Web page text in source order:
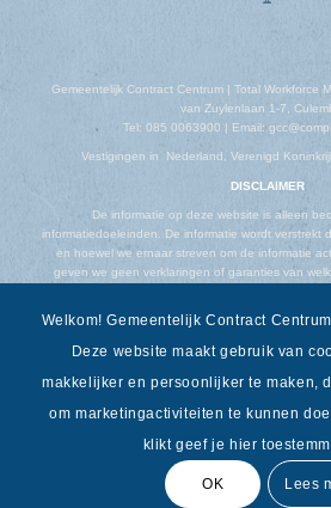
Gemeentelijk Contract Centrum | Total Workforce
van Zuylenlaan 1-7,
Tel: 085 0063900 | Email:
Vestigingen in Nederland, Verenigd
DISCLAIMER
De informatie op deze website is alleen
informatiedoeleinden. De informatie wordt verstrekt
en hoewel we ernaar streven om de informatie
geven we geen verklaringen of garanties van
diensten of gerelateerde afbeeldingen op de
Welkom! Gemeentelijk Contract
Deze website maakt gebruik van
makkelijker en persoonlijker te maken,
om marketingactiviteiten te kunnen
klikt geef je hier
OK Lees